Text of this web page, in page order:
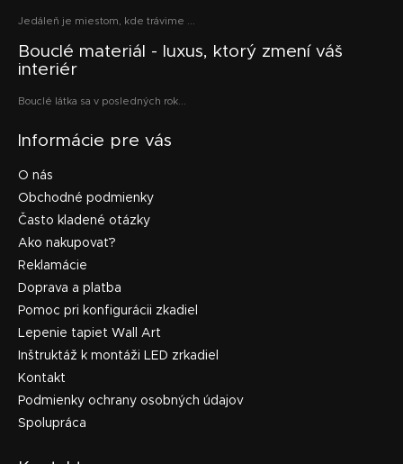
Jedáleň je miestom, kde trávime ...
Bouclé materiál - luxus, ktorý zmení váš
interiér
Bouclé látka sa v posledných rok...
Informácie pre vás
O nás
Obchodné podmienky
Často kladené otázky
Ako nakupovať?
Reklamácie
Doprava a platba
Pomoc pri konfigurácii zkadiel
Lepenie tapiet Wall Art
Inštruktáž k montáži LED zrkadiel
Kontakt
Podmienky ochrany osobných údajov
Spolupráca